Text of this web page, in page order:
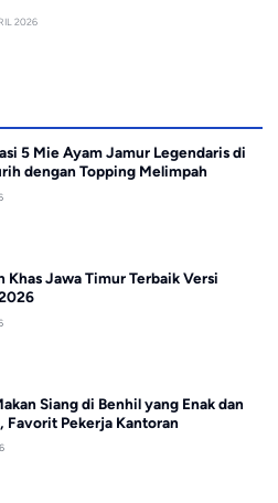
2026
5 Mie Ayam Jamur Legendaris di
dengan Topping Melimpah
Khas Jawa Timur Terbaik Versi
Siang di Benhil yang Enak dan
Favorit Pekerja Kantoran